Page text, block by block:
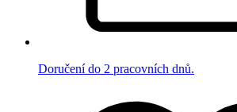
Doručení do 2 pracovních dnů.